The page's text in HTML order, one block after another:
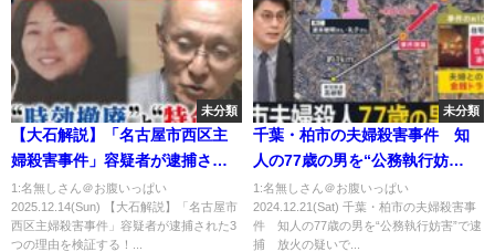
未分類
【大石解説】「名古屋市西区主
婦殺害事件」容疑者が逮捕され
た3つの理由を検証する！／時効
撤廃で「”特命班”ができた」そ
の効果とは
1:名無しさん＠お腹いっぱい
2025.12.14(Sun) 【大石解説】「名古屋市
西区主婦殺害事件」容疑者が逮捕された3
つの理由を検証する！...
未分類
千葉・柏市の夫婦殺害事件 知
人の77歳の男を“公務執行妨
害”で逮捕 放火の疑いで逮捕状
も【news23】｜
TBS NEWS DIG
1:名無しさん＠お腹いっぱい
2024.12.21(Sat) 千葉・柏市の夫婦殺害事
件 知人の77歳の男を“公務執行妨害”で逮
捕 放火の疑いで...